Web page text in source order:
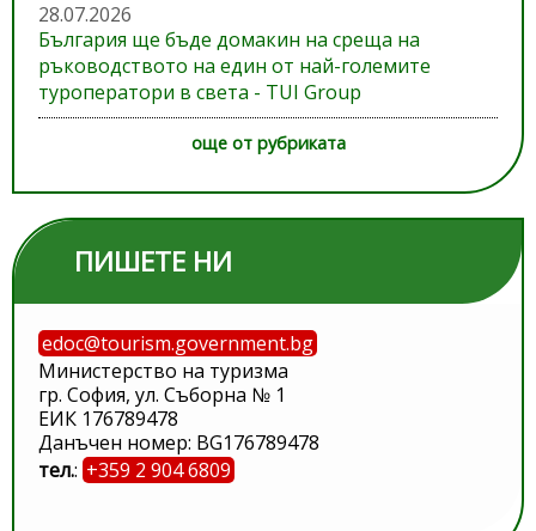
28.07.2026
България ще бъде домакин на среща на
ръководството на един от най-големите
туроператори в света - TUI Group
още от рубриката
ПИШЕТЕ НИ
edoc@tourism.government.bg
Министерство на туризма
гр. София, ул. Съборна № 1
ЕИК 176789478
Данъчен номер: BG176789478
тел.: +359 2 904 6809